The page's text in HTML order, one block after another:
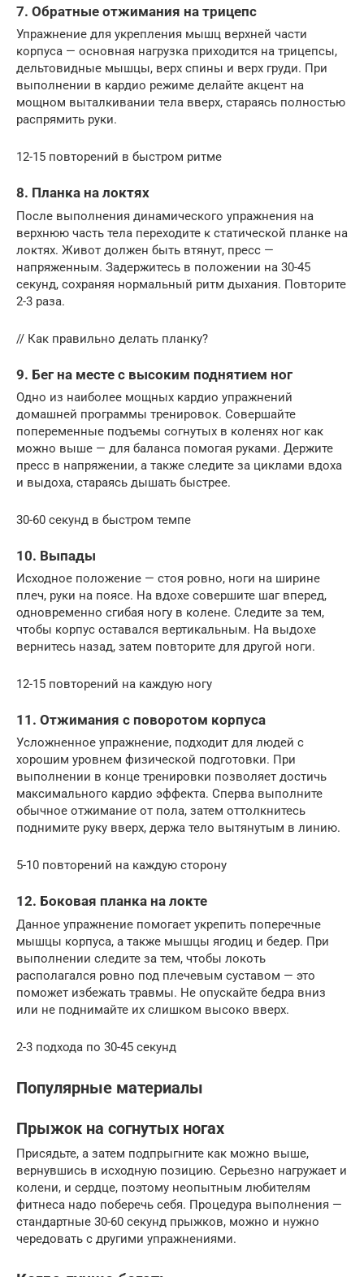
7. Обратные отжимания на трицепс
Упражнение для укрепления мышц верхней части
корпуса — основная нагрузка приходится на трицепсы,
дельтовидные мышцы, верх спины и верх груди. При
выполнении в кардио режиме делайте акцент на
мощном выталкивании тела вверх, стараясь полностью
распрямить руки.
12-15 повторений в быстром ритме
8. Планка на локтях
После выполнения динамического упражнения на
верхнюю часть тела переходите к статической планке на
локтях. Живот должен быть втянут, пресс —
напряженным. Задержитесь в положении на 30-45
секунд, сохраняя нормальный ритм дыхания. Повторите
2-3 раза.
// Как правильно делать планку?
9. Бег на месте с высоким поднятием ног
Одно из наиболее мощных кардио упражнений
домашней программы тренировок. Совершайте
попеременные подъемы согнутых в коленях ног как
можно выше — для баланса помогая руками. Держите
пресс в напряжении, а также следите за циклами вдоха
и выдоха, стараясь дышать быстрее.
30-60 секунд в быстром темпе
10. Выпады
Исходное положение — стоя ровно, ноги на ширине
плеч, руки на поясе. На вдохе совершите шаг вперед,
одновременно сгибая ногу в колене. Следите за тем,
чтобы корпус оставался вертикальным. На выдохе
вернитесь назад, затем повторите для другой ноги.
12-15 повторений на каждую ногу
11. Отжимания с поворотом корпуса
Усложненное упражнение, подходит для людей с
хорошим уровнем физической подготовки. При
выполнении в конце тренировки позволяет достичь
максимального кардио эффекта. Сперва выполните
обычное отжимание от пола, затем оттолкнитесь
поднимите руку вверх, держа тело вытянутым в линию.
5-10 повторений на каждую сторону
12. Боковая планка на локте
Данное упражнение помогает укрепить поперечные
мышцы корпуса, а также мышцы ягодиц и бедер. При
выполнении следите за тем, чтобы локоть
располагался ровно под плечевым суставом — это
поможет избежать травмы. Не опускайте бедра вниз
или не поднимайте их слишком высоко вверх.
2-3 подхода по 30-45 секунд
Популярные материалы
Прыжок на согнутых ногах
Присядьте, а затем подпрыгните как можно выше,
вернувшись в исходную позицию. Серьезно нагружает и
колени, и сердце, поэтому неопытным любителям
фитнеса надо поберечь себя. Процедура выполнения —
стандартные 30-60 секунд прыжков, можно и нужно
чередовать с другими упражнениями.